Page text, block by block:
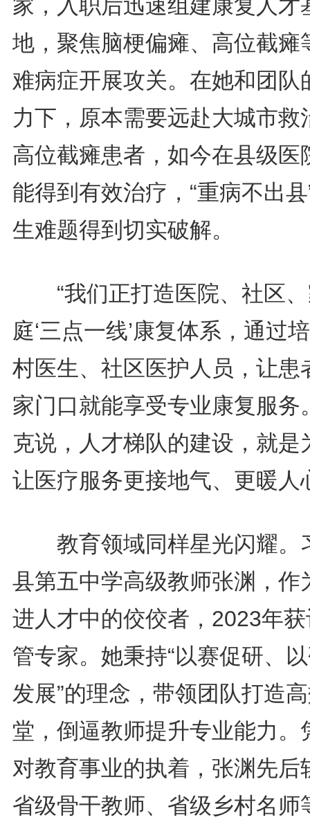
家，入职后迅速组建康复人才
地，聚焦脑梗偏瘫、高位截瘫
难病症开展攻关。在她和团队
力下，原本需要远赴大城市救
高位截瘫患者，如今在县级医
能得到有效治疗，“重病不出
生难题得到切实破解。
“我们正打造医院、社区
庭‘三点一线’康复体系，通过
村医生、社区医护人员，让患
家门口就能享受专业康复服务
克说，人才梯队的建设，就是
让医疗服务更接地气、更暖人
教育领域同样星光闪耀。
县第五中学高级教师张渊，作
进人才中的佼佼者，2023年
管专家。她秉持“以赛促研、
发展”的理念，带领团队打造
堂，倒逼教师提升专业能力。
对教育事业的执着，张渊先后
省级骨干教师、省级乡村名师